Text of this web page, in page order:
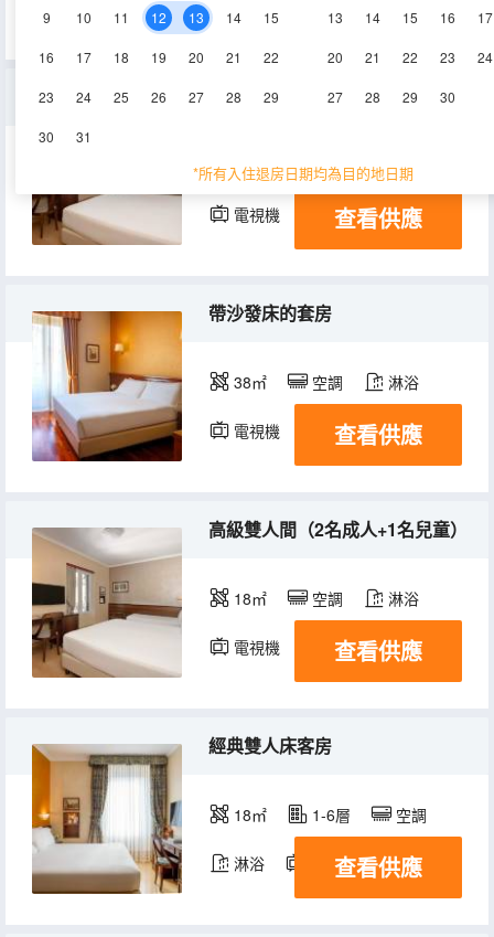
9 10 11 12 13 14 15
16 17 18 19 20 21 22
23 24 25 26 27 28 29
30 31
13 14 15 16 17
20 21 22 23 24
27 28 29 30
*所有入住退房日期均為目的地日期
高級雙人間 - 帶沙發床
19㎡ 空調 淋浴
電視機 查看供應
帶沙發床的套房
38㎡ 空調 淋浴
電視機 查看供應
高級雙人間（2名成人+1名兒童）
18㎡ 空調 淋浴
電視機 查看供應
經典雙人床客房
18㎡ 1-6層 空調
淋浴 電視機
查看供應